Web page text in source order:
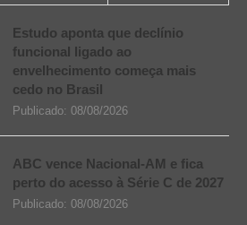
Estudo aponta que declínio
funcional ligado ao
envelhecimento começa mais
cedo no Brasil
Publicado: 08/08/2026
ABC vence Nacional-AM e fica
perto do acesso à Série C de 2027
Publicado: 08/08/2026